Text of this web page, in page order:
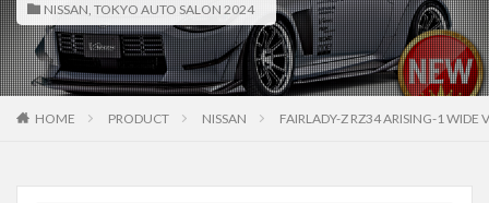
NISSAN, TOKYO AUTO SALON 2024
HOME PRODUCT NISSAN FAIRLADY-Z RZ34 ARISING-1 WIDE